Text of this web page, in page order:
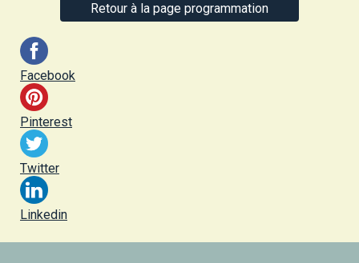
Retour à la page programmation
Facebook
Pinterest
Twitter
Linkedin